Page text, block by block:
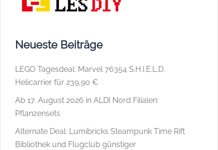
Neueste Beiträge
LEGO Tagesdeal: Marvel 76354 S.H.I.E.L.D.
Helicarrier für 239,90 €
Ab 17. August 2026 in ALDI Nord Filialen:
Pflanzensets
Alternate Deal: Lumibricks Steampunk Time Rift
Bibliothek und Flugclub günstiger